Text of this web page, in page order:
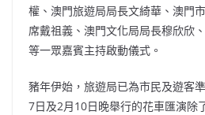
權、澳門旅遊局局長文綺華、澳門
席戴祖義、澳門文化局局長穆欣欣
等一眾嘉賓主持啟動儀式。
豬年伊始，旅遊局已為市民及遊客
7日及2月10日晚舉行的花車匯演除